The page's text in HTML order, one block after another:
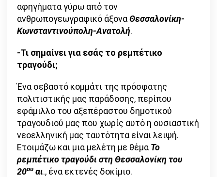
αφηγήματα γύρω από τον
ανθρωπογεωγραφικό άξοναΘεσσαλονίκη-
Κωνσταντινούπολη-Ανατολή.
-Τι σημαίνει για εσάς το ρεμπέτικο
τραγούδι;
Ένα σεβαστό κομμάτι της πρόσφατης
πολιτιστικής μας παράδοσης, περίπου
εφάμιλλο του αξεπέραστου δημοτικού
τραγουδιού μας που χωρίς αυτό η ουσιαστική
νεοελληνική μας ταυτότητα είναι λειψή.
Ετοιμάζω και μια μελέτη με θέμα Το
ρεμπέτικο τραγούδι στη Θεσσαλονίκη του
20ου αι., ένα εκτενές δοκίμιο.